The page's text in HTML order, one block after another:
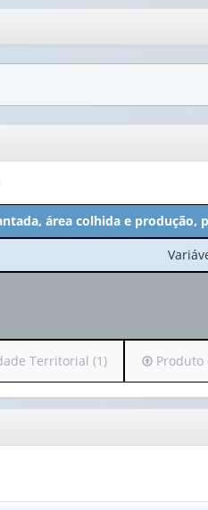
área colhida e produção,
No
Territorial (1)
Irá
para
o
cabeçalho
apenas
Produto